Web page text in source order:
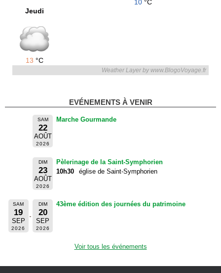
10 °C
Jeudi
13 °C
Weather Layer by www.BlogoVoyage.fr
EVÉNEMENTS À VENIR
SAM
22
AOÛT
2026
Marche Gourmande
DIM
23
AOÛT
2026
Pèlerinage de la Saint-Symphorien
10h30
église de Saint-Symphorien
SAM
19
SEP
2026
DIM
20
SEP
2026
43ème édition des journées du patrimoine
Voir tous les événements